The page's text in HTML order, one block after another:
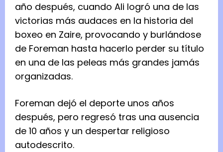
año después, cuando Ali logró una de las
victorias más audaces en la historia del
boxeo en Zaire, provocando y burlándose
de Foreman hasta hacerlo perder su título
en una de las peleas más grandes jamás
organizadas.
Foreman dejó el deporte unos años
después, pero regresó tras una ausencia
de 10 años y un despertar religioso
autodescrito.